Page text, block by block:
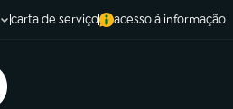
carta de serviço acesso à informação